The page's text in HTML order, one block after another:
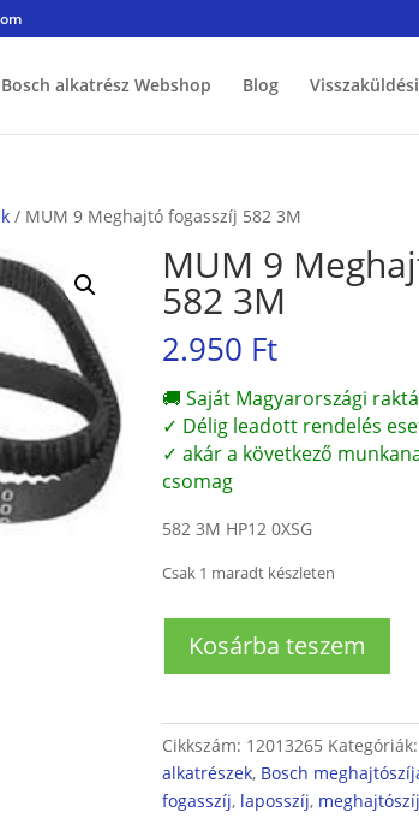
Bosch alkatrész Webshop Blog
/ MUM 9 Meghajtó fogasszíj 582 3M
MUM 9
582 3M
2.950 Ft
🚚 Saját Magyarországi
✓ Délig leadott rendelés
✓ akár a következő
csomag
582 3M HP12 0XSG
Csak 1 maradt készleten
582
3M
mennyiség
Kosárba teszem
Cikkszám: 12013265 Kategóriák:
alkatrészek, Bosch
fogasszíj, laposszíj, meghajtószíj